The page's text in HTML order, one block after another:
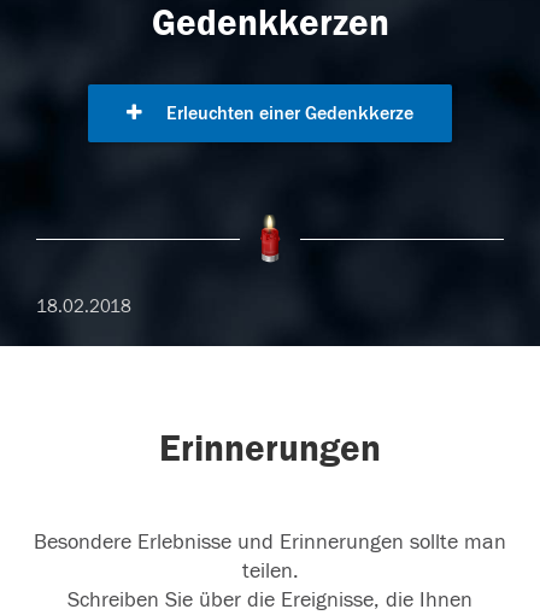
Gedenkkerzen
Erleuchten einer Gedenkkerze
18.02.2018
Erinnerungen
Besondere Erlebnisse und Erinnerungen sollte man
teilen.
Schreiben Sie über die Ereignisse, die Ihnen